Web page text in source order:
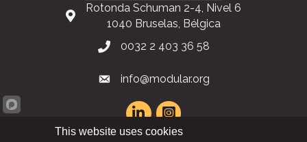
Rotonda Schuman 2-4, Nivel 6
1040 Bruselas, Bélgica
0032 2 403 36 58
info@modular.org
This website uses cookies